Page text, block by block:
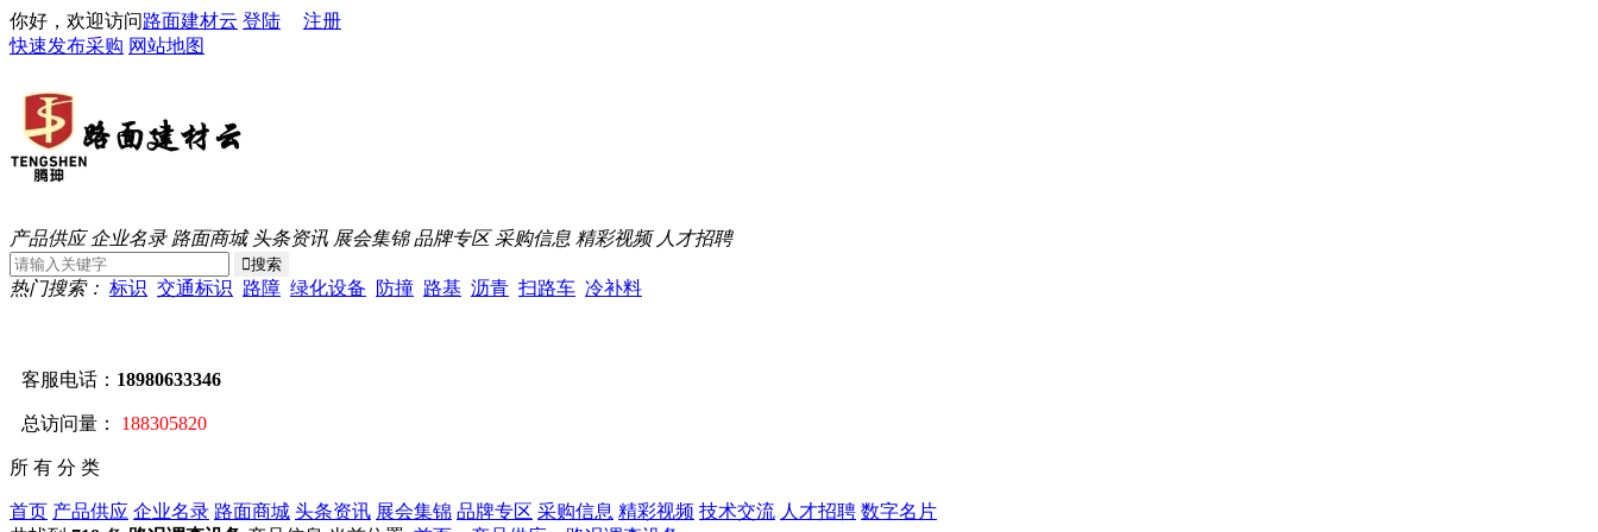
你好，欢迎访问路面建材云 登陆
注册
快速发布采购 网站地图
产品供应 企业名录 路面商城 头条资讯 展会集锦 品牌专区 采购信息 精彩视频 人才招聘
热门搜索： 标识 交通标识 路障 绿化设备 防撞 路基 沥青 扫路车 冷补料
客服电话： 18980633346
总访问量： 188305820
所 有 分 类
首页 产品供应 企业名录 路面商城 头条资讯 展会集锦 品牌专区 采购信息 精彩视频 技术交流 人才招聘 数字名片